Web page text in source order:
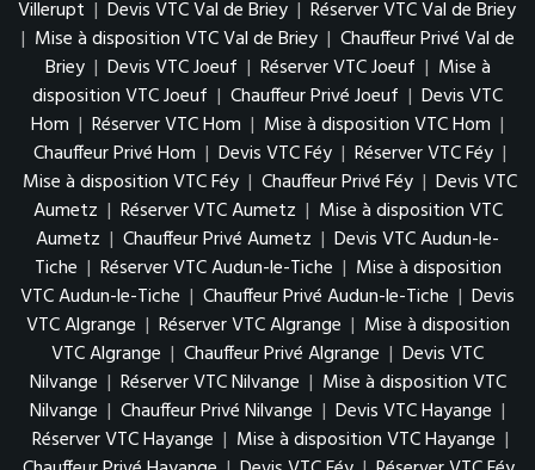
Villerupt | Devis VTC Val de Briey | Réserver VTC Val de Briey
| Mise à disposition VTC Val de Briey | Chauffeur Privé Val de
Briey | Devis VTC Joeuf | Réserver VTC Joeuf | Mise à
disposition VTC Joeuf | Chauffeur Privé Joeuf | Devis VTC
Hom | Réserver VTC Hom | Mise à disposition VTC Hom |
Chauffeur Privé Hom | Devis VTC Féy | Réserver VTC Féy |
Mise à disposition VTC Féy | Chauffeur Privé Féy | Devis VTC
Aumetz | Réserver VTC Aumetz | Mise à disposition VTC
Aumetz | Chauffeur Privé Aumetz | Devis VTC Audun-le-
Tiche | Réserver VTC Audun-le-Tiche | Mise à disposition
VTC Audun-le-Tiche | Chauffeur Privé Audun-le-Tiche | Devis
VTC Algrange | Réserver VTC Algrange | Mise à disposition
VTC Algrange | Chauffeur Privé Algrange | Devis VTC
Nilvange | Réserver VTC Nilvange | Mise à disposition VTC
Nilvange | Chauffeur Privé Nilvange | Devis VTC Hayange |
Réserver VTC Hayange | Mise à disposition VTC Hayange |